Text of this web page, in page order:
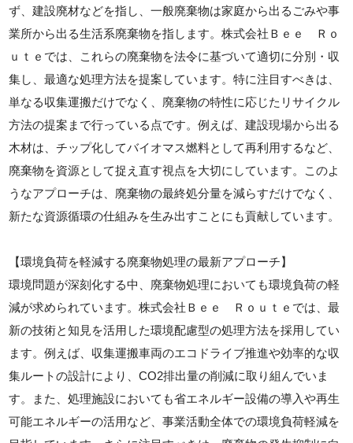
ず、建設廃材などを指し、一般廃棄物は家庭から出るごみや事
業所から出る生活系廃棄物を指します。株式会社Ｂｅｅ Ｒｏ
ｕｔｅでは、これらの廃棄物を法令に基づいて適切に分別・収
集し、最適な処理方法を提案しています。特に注目すべきは、
単なる収集運搬だけでなく、廃棄物の特性に応じたリサイクル
方法の提案まで行っている点です。例えば、建設現場から出る
木材は、チップ化してバイオマス燃料として再利用するなど、
廃棄物を資源として捉え直す視点を大切にしています。このよ
うなアプローチは、廃棄物の最終処分量を減らすだけでなく、
新たな資源循環の仕組みを生み出すことにも貢献しています。
【環境負荷を軽減する廃棄物処理の最新アプローチ】
環境問題が深刻化する中、廃棄物処理においても環境負荷の軽
減が求められています。株式会社Ｂｅｅ Ｒｏｕｔｅでは、最
新の技術と知見を活用した環境配慮型の処理方法を採用してい
ます。例えば、収集運搬車両のエコドライブ推進や効率的な収
集ルートの設計により、CO2排出量の削減に取り組んでいま
す。また、処理施設においても省エネルギー設備の導入や再生
可能エネルギーの活用など、事業活動全体での環境負荷軽減を